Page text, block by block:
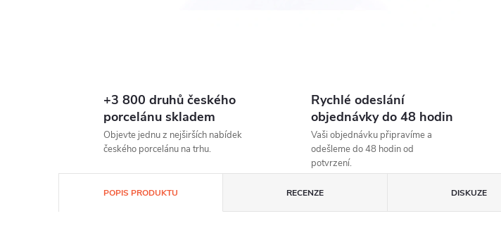
+3 800 druhů českého
porcelánu skladem
Objevte jednu z nejširších nabídek
českého porcelánu na trhu.
Rychlé odeslání
objednávky do 48 hodin
Vaši objednávku připravíme a
odešleme do 48 hodin od
potvrzení.
POPIS PRODUKTU RECENZE DISKUZE